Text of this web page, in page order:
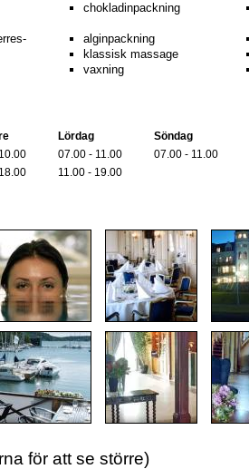
chokladinpackning
alginpackning
klassisk massage
vaxning
Lördag
Söndag
07.00 - 11.00
07.00 - 11.00
11.00 - 19.00
för att se större)